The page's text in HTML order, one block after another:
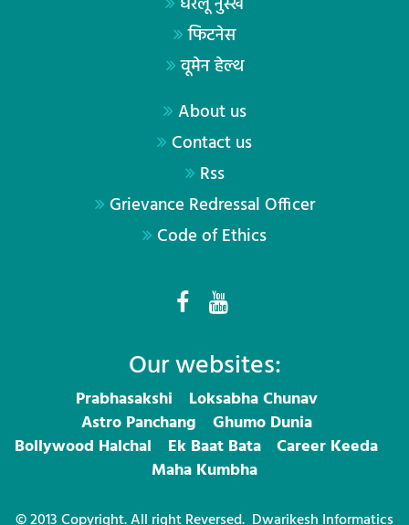
फिटनेस
वूमेन हेल्थ
About us
Contact us
Rss
Grievance Redressal Officer
Code of Ethics
Our websites:
Prabhasakshi
Loksabha Chunav
Astro Panchang
Ghumo Dunia
Bollywood Halchal
Ek Baat Bata
Career Keeda
Maha Kumbha
© 2013 Copyright. All right Reversed. Dwarikesh Informatics